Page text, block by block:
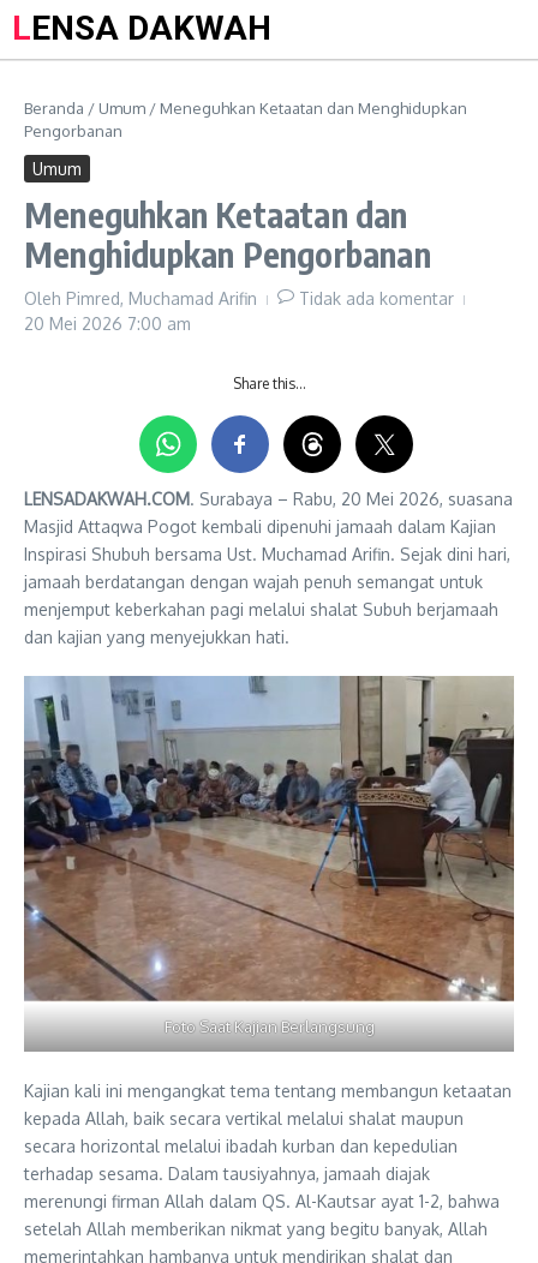
LENSA DAKWAH
Beranda / Umum / Meneguhkan Ketaatan dan Menghidupkan
Pengorbanan
Umum
Meneguhkan Ketaatan dan
Menghidupkan Pengorbanan
Oleh Pimred, Muchamad Arifin
Tidak ada komentar
20 Mei 2026 7:00 am
Share this…
LENSADAKWAH.COM. Surabaya – Rabu, 20 Mei 2026, suasana
Masjid Attaqwa Pogot kembali dipenuhi jamaah dalam Kajian
Inspirasi Shubuh bersama Ust. Muchamad Arifin. Sejak dini hari,
jamaah berdatangan dengan wajah penuh semangat untuk
menjemput keberkahan pagi melalui shalat Subuh berjamaah
dan kajian yang menyejukkan hati.
Foto Saat Kajian Berlangsung
Kajian kali ini mengangkat tema tentang membangun ketaatan
kepada Allah, baik secara vertikal melalui shalat maupun
secara horizontal melalui ibadah kurban dan kepedulian
terhadap sesama. Dalam tausiyahnya, jamaah diajak
merenungi firman Allah dalam QS. Al-Kautsar ayat 1-2, bahwa
setelah Allah memberikan nikmat yang begitu banyak, Allah
memerintahkan hambanya untuk mendirikan shalat dan